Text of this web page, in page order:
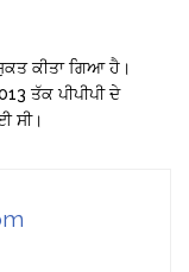
ਕੀਤਾ ਗਿਆ ਹੈ।
ਤੱਕ ਪੀਪੀਪੀ ਦੇ
ਸੀ।